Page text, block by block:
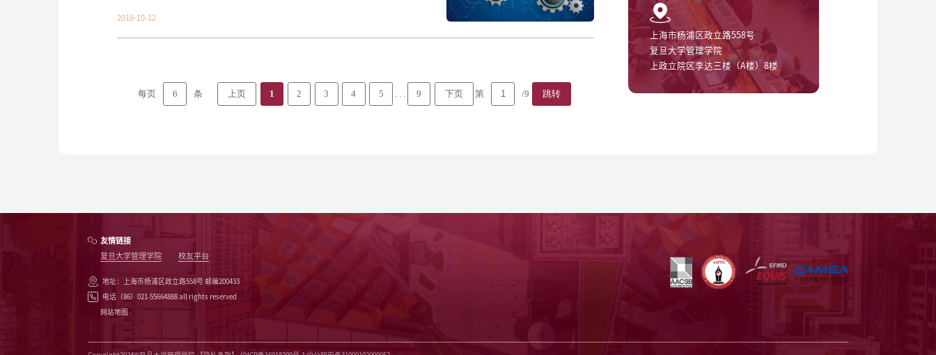
2019-10-12
每页 6 条 上页 1 2 3 4 5 . . . 9 下页 第 /9 跳转
上海市杨浦区政立路558号
复旦大学管理学院
上政立院区李达三楼（A楼）8楼
友情链接
复旦大学管理学院
校友平台
地址：上海市杨浦区政立路558号 邮编200433
电话（86）021-55664888 all rights reserved
网站地图